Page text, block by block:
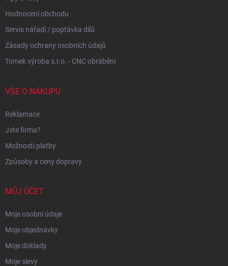
Hodnocení obchodu
Servis nářadí / poptávka dílů
Zásady ochrany osobních údajů
Tomek výroba s.r.o. - CNC obrábění
VŠE O NÁKUPU
Reklamace
Jste firma?
Možnosti platby
Způsoby a ceny dopravy
MŮJ ÚČET
Moje osobní údaje
Moje objednávky
Moje doklady
Moje slevy